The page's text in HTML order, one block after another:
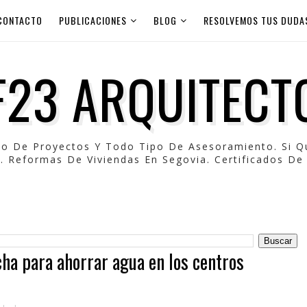
PUBLICACIONES BLOG RESOLVEMOS TUS
De Proyectos Y Todo Tipo De Asesoramiento. Si
Reformas De Viviendas En Segovia. Certificados
para ahorrar agua en los centros